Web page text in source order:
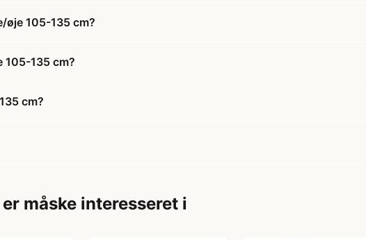
øje 105-135 cm?
105-135 cm?
cm?
er måske interesseret i